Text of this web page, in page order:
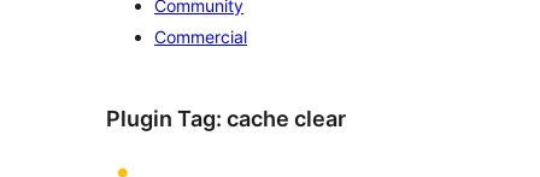
Community
Commercial
Plugin Tag: cache clear